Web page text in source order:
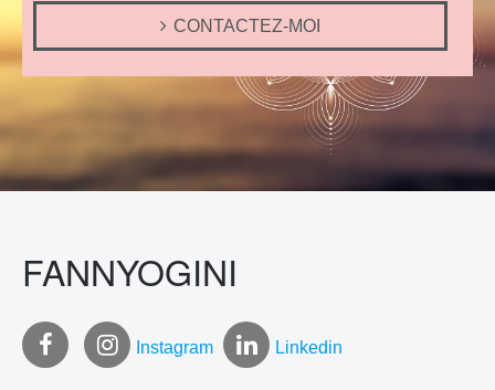
CONTACTEZ-MOI
FANNYOGINI
Instagram Linkedin